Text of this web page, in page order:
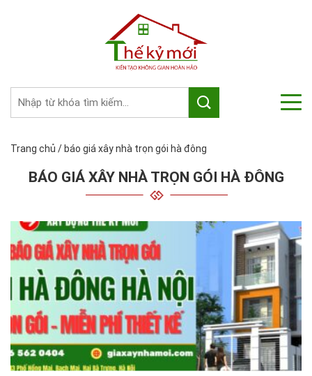
Trang chủ / báo giá xây nhà trọn gói hà đông
BÁO GIÁ XÂY NHÀ TRỌN GÓI HÀ ĐÔNG